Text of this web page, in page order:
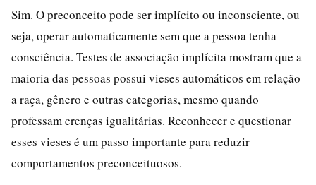
Sim. O preconceito pode ser implícito ou inconsciente, ou
seja, operar automaticamente sem que a pessoa tenha
consciência. Testes de associação implícita mostram que a
maioria das pessoas possui vieses automáticos em relação
a raça, gênero e outras categorias, mesmo quando
professam crenças igualitárias. Reconhecer e questionar
esses vieses é um passo importante para reduzir
comportamentos preconceituosos.